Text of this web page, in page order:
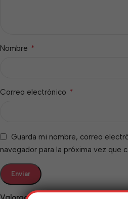
Nombre *
Correo electrónico *
Guarda mi nombre, correo
navegador para la próxima vez que